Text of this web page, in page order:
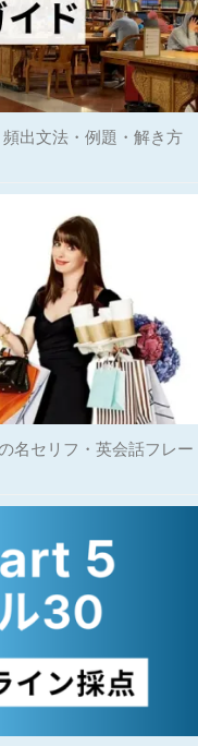
出文法・例題・解き方
名セリフ・英会話フレー